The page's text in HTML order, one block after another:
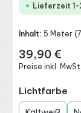
Lieferzeit
Inhalt:5 Meter
Regulärer Preis:
39,90 €
Preise inkl.
Lichtfarbe